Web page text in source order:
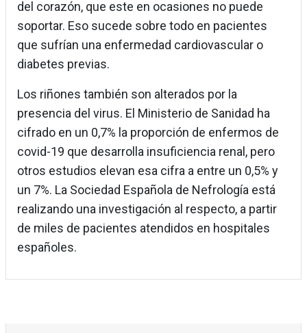
del corazón, que este en ocasiones no puede
soportar. Eso sucede sobre todo en pacientes
que sufrían una enfermedad cardiovascular o
diabetes previas.
Los riñones también son alterados por la
presencia del virus. El Ministerio de Sanidad ha
cifrado en un 0,7% la proporción de enfermos de
covid-19 que desarrolla insuficiencia renal, pero
otros estudios elevan esa cifra a entre un 0,5% y
un 7%. La Sociedad Española de Nefrología está
realizando una investigación al respecto, a partir
de miles de pacientes atendidos en hospitales
españoles.